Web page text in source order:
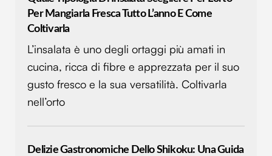
Per Mangiarla Fresca Tutto L’anno E Come
Coltivarla
L’insalata è uno degli ortaggi più amati in
cucina, ricca di fibre e apprezzata per il suo
gusto fresco e la sua versatilità. Coltivarla
nell’orto
Delizie Gastronomiche Dello Shikoku: Una Guida